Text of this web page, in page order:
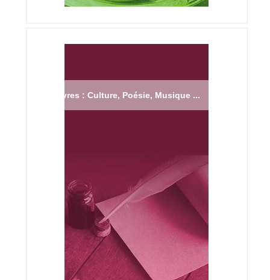
Livres : Culture, Poésie, Musique ...